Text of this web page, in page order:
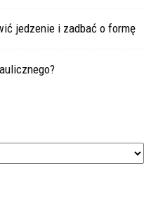
jedzenie i zadbać o formę